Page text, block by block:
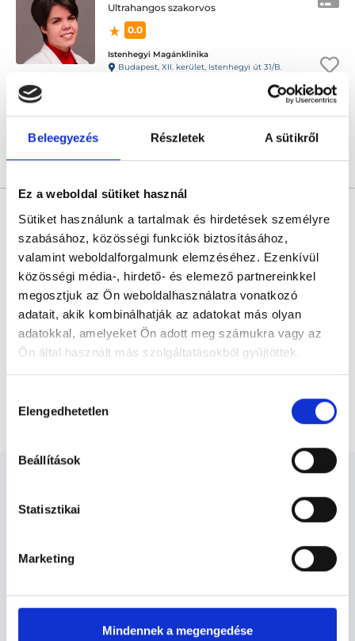
Beleegyezés Részletek A sütikről
Ez a weboldal sütiket használ
Sütiket használunk a tartalmak és hirdetések személyre
szabásához, közösségi funkciók biztosításához,
valamint weboldalforgalmunk elemzéséhez. Ezenkívül
közösségi média-, hirdető- és elemező partnereinkkel
megosztjuk az Ön weboldalhasználatra vonatkozó
adatait, akik kombinálhatják az adatokat más olyan
adatokkal, amelyeket Ön adott meg számukra vagy az
Ön által használt más szolgáltatásokból gyűjtöttek.
szabályzat:https://foglaljorvost.hu/info/foglaljorvost-
kiválasztása
Elengedhetetlen
Beállítások
Statisztikai
Marketing
Mindennek a megengedése
Ultrahangos szakorvos
0.0
Istenhegyi Magánklinika
Budapest, XII. kerület, Istenhegyi út 31/B.
Az orvoshoz a FoglaljOrvost.hu oldalon keresztül az időpont foglalás
átmenetileg nem lehetséges.
Árlista Összes időpont Profil
orvos, aki jogszabályok szerinti szakorvosi szakképesítés
megszerzésére irányuló képzésben vesz részt. Ezen orvosok által
önállóan nem végezhető szakmai tevékenységért teljes
felelősséggel tartozik és azt közvetlenül felügyeli az egészségügyi
szolgáltató szakorvosa az első részvizsgáig, utána pedig a
szakorvosjelölt önállóan láthat el feladatokat. A foglaljorvost.hu
felelősségét kizárja esetleges névazonosságért bármely szakorvos
és szakorvosjelölt esetén.
Főoldal Ultrahangos szakorvos
nyaki ütőér)
Ultrahangos szakorvos -
Ultrahang
Ultrahang TERÜLETHEZ KAPCSOLÓDÓ